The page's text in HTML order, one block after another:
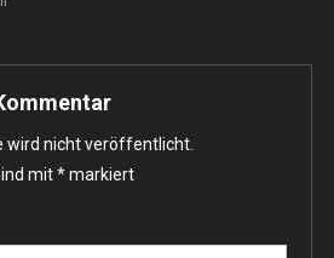
wird nicht veröffentlicht.
mit*markiert